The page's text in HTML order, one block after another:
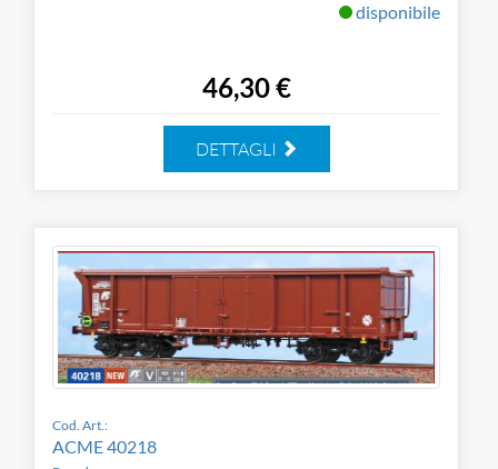
disponibile
46,30 €
DETTAGLI
Cod. Art.:
ACME 40218